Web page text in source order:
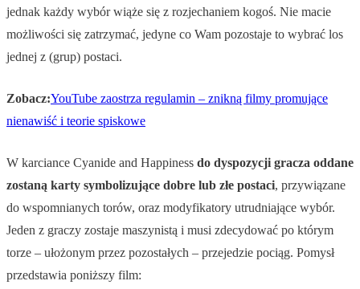
jednak każdy wybór wiąże się z rozjechaniem kogoś. Nie macie
możliwości się zatrzymać, jedyne co Wam pozostaje to wybrać los
jednej z (grup) postaci.
Zobacz:YouTube zaostrza regulamin – znikną filmy promujące
nienawiść i teorie spiskowe
W karciance Cyanide and Happiness do dyspozycji gracza oddane
zostaną karty symbolizujące dobre lub złe postaci, przywiązane
do wspomnianych torów, oraz modyfikatory utrudniające wybór.
Jeden z graczy zostaje maszynistą i musi zdecydować po którym
torze – ułożonym przez pozostałych – przejedzie pociąg. Pomysł
przedstawia poniższy film: